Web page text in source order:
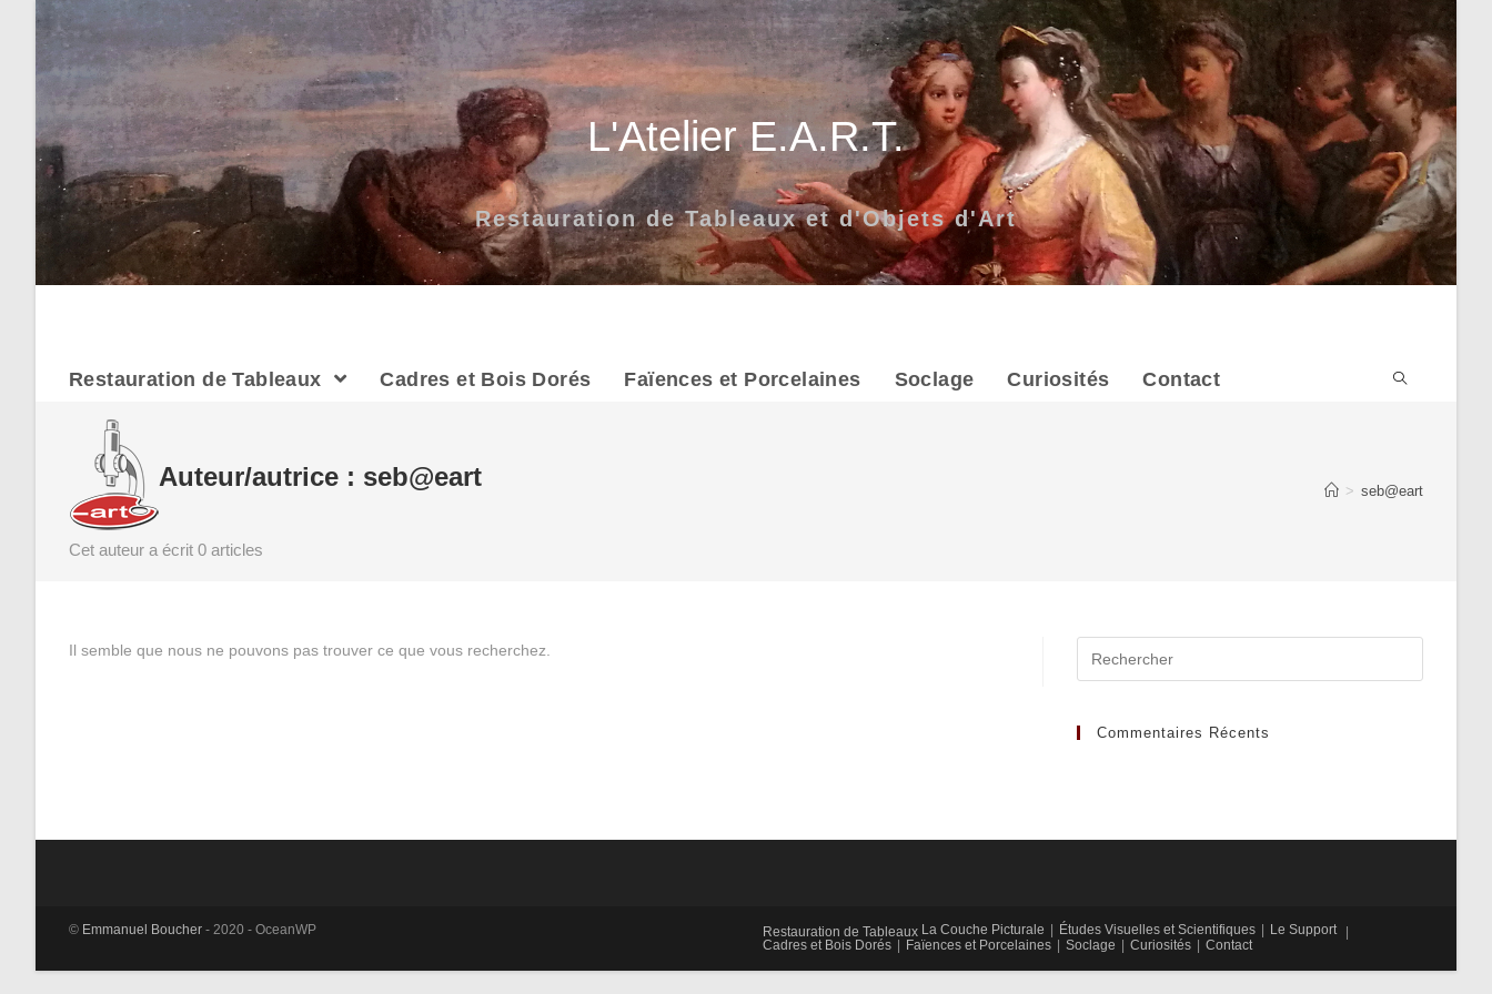
content
L'Atelier E.A.R.T.
Restauration de Tableaux et d'Objets d'Art
Restauration de Tableaux Cadres et Bois Dorés Faïences et Porcelaines Soclage Curiosités Contact
Auteur/autrice : seb@eart
Cet auteur a écrit 0 articles
> seb@eart
Il semble que nous ne pouvons pas trouver ce que vous recherchez.
Commentaires Récents
Restauration de Tableaux La Couche Picturale Études Visuelles et Scientifiques
Le Support
Cadres et Bois Dorés
Faïences et Porcelaines Soclage Curiosités Contact
© Emmanuel Boucher - 2020 - OceanWP